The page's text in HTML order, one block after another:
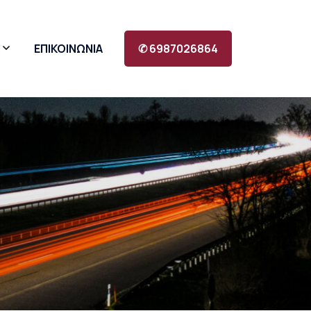
ΕΠΙΚΟΙΝΩΝΙΑ ✆ 6987026864